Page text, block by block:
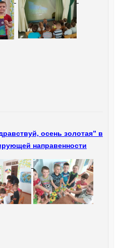
осень золотая” в
направенности